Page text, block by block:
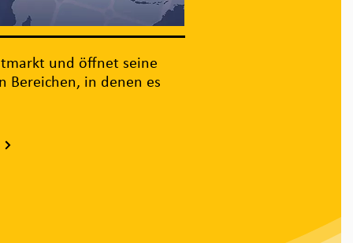
und öffnet seine
Bereichen, in denen es